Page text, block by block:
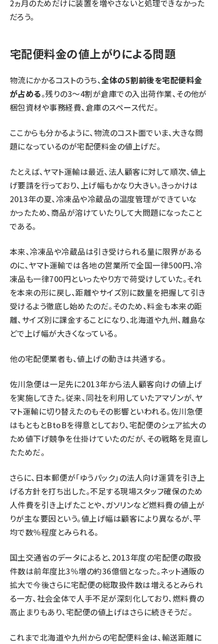
2ヵ月のためだけに装置を増やさないと処理できなかった
だろう。
宅配便料金の値上がりによる問題
物流にかかるコストのうち、全体の5割前後を宅配便料金
が占める。残りの3〜4割が倉庫での入出荷作業、その他が
梱包資材や事務経費、倉庫のスペース代だ。
ここからも分かるように、物流のコスト面でいま、大きな問
題になっているのが宅配便料金の値上げだ。
たとえば、ヤマト運輸は最近、法人顧客に対して順次、値上
げ要請を行っており、上げ幅もかなり大きい。きっかけは
2013年の夏、冷凍品や冷蔵品の温度管理ができていな
かったため、商品が溶けていたりして大問題になったこと
である。
本来、冷凍品や冷蔵品は引き受けられる量に限界がある
のに、ヤマト運輸では各地の営業所で全国一律500円、冷
凍品も一律700円といったやり方で荷受けしていた。それ
を本来の形に戻し、距離やサイズ別に数量を把握して引き
受けるよう徹底し始めたのだ。そのため、料金も本来の距
離、サイズ別に課金することになり、北海道や九州、離島な
どで上げ幅が大きくなっている。
他の宅配便業者も、値上げの動きは共通する。
佐川急便は一足先に2013年から法人顧客向けの値上げ
を実施してきた。従来、同社を利用していたアマゾンが、ヤ
マト運輸に切り替えたのもその影響といわれる。佐川急便
はもともとBtoBを得意としており、宅配便のシェア拡大の
ため値下げ競争を仕掛けていたのだが、その戦略を見直し
たためだ。
さらに、日本郵便が「ゆうパック」の法人向け運賃を引き上
げる方針を打ち出した。不足する現場スタッフ確保のため
人件費を引き上げたことや、ガソリンなど燃料費の値上が
りが主な要因という。値上げ幅は顧客により異なるが、平
均で数％程度とみられる。
国土交通省のデータによると、2013年度の宅配便の取扱
件数は前年度比3％増の約36億個となった。ネット通販の
拡大で今後さらに宅配便の総取扱件数は増えるとみられ
る一方、社会全体で人手不足が深刻化しており、燃料費の
高止まりもあり、宅配便の値上げはさらに続きそうだ。
これまで北海道や九州からの宅配便料金は、輸送距離に